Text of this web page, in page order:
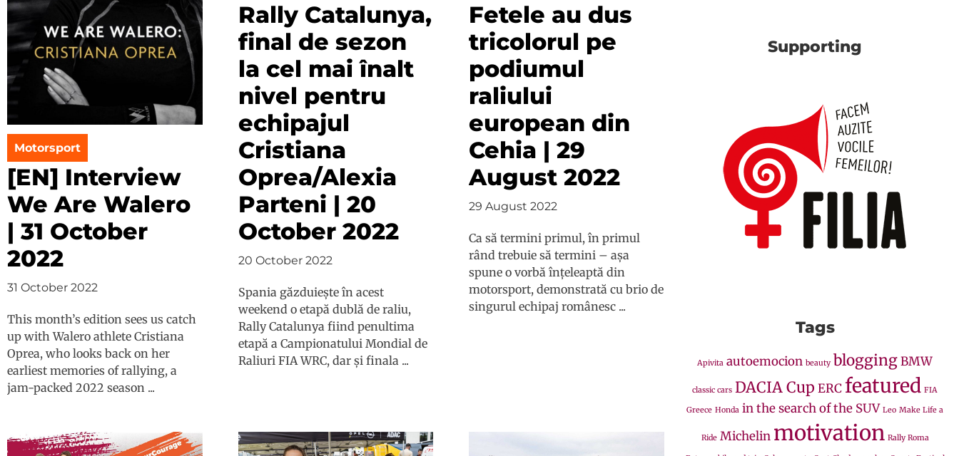
Motorsport
[EN] Interview
We Are Walero
| 31 October
2022
31 October 2022
This month’s edition sees us catch
up with Walero athlete Cristiana
Oprea, who looks back on her
earliest memories of rallying, a
jam-packed 2022 season ...
Rally Catalunya,
final de sezon
la cel mai înalt
nivel pentru
echipajul
Cristiana
Oprea/Alexia
Parteni | 20
October 2022
20 October 2022
Spania găzduiește în acest
weekend o etapă dublă de raliu,
Rally Catalunya fiind penultima
etapă a Campionatului Mondial de
Raliuri FIA WRC, dar și finala ...
Fetele au dus
tricolorul pe
podiumul
raliului
european din
Cehia | 29
August 2022
29 August 2022
Ca să termini primul, în primul
rând trebuie să termini – așa
spune o vorbă înțeleaptă din
motorsport, demonstrată cu brio de
singurul echipaj românesc ...
Supporting
Tags
Apivita autoemocion beauty bloggingBMW
classic cars DACIA Cup ERCfeatured FIA
Greece Honda in the search of the SUV Leo Make Life a
Ride Michelin motivation Rally Roma